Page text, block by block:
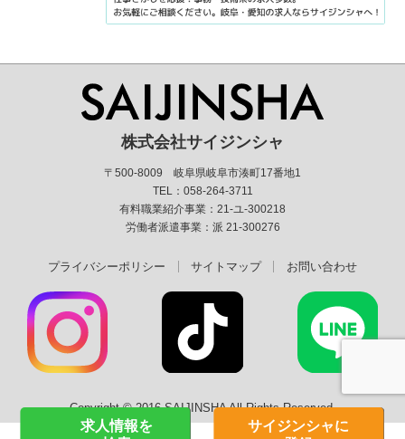
株式会社サイジンシャ
〒500-8009 岐阜県岐阜市湊町17番地1
TEL：058-264-3711
有料職業紹介事業：21-ユ-300218
労働者派遣事業：派 21-300276
プライバシーポリシー サイトマップ お問い合わせ
Copyright © 2016 SAIJINSHA All Rights Reserved.
求人情報を
サイジンシャに